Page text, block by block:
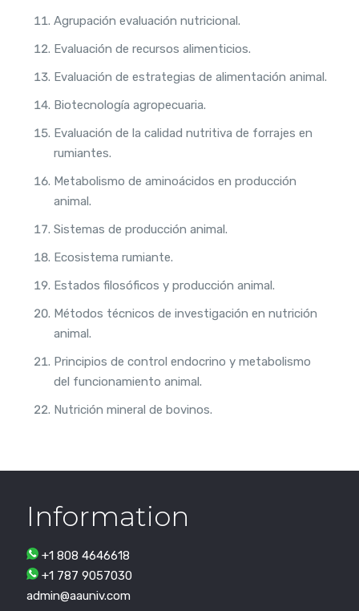
Agrupación evaluación nutricional.
Evaluación de recursos alimenticios.
Evaluación de estrategias de alimentación animal.
Biotecnología agropecuaria.
Evaluación de la calidad nutritiva de forrajes en
rumiantes.
Metabolismo de aminoácidos en producción
animal.
Sistemas de producción animal.
Ecosistema rumiante.
Estados filosóficos y producción animal.
Métodos técnicos de investigación en nutrición
animal.
Principios de control endocrino y metabolismo
del funcionamiento animal.
Nutrición mineral de bovinos.
Information
+1 808 4646618
+1 787 9057030
admin@aauniv.com